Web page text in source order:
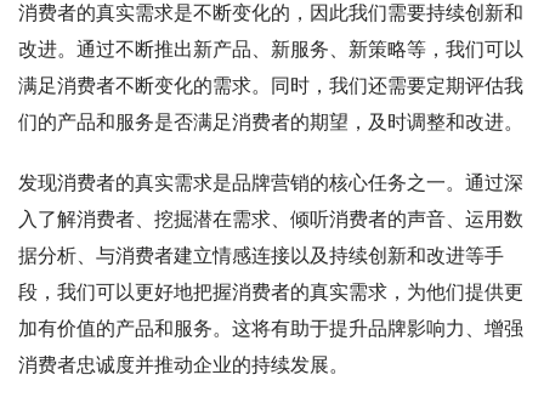
消费者的真实需求是不断变化的，因此我们需要持续创新和
改进。通过不断推出新产品、新服务、新策略等，我们可以
满足消费者不断变化的需求。同时，我们还需要定期评估我
们的产品和服务是否满足消费者的期望，及时调整和改进。
发现消费者的真实需求是品牌营销的核心任务之一。通过深
入了解消费者、挖掘潜在需求、倾听消费者的声音、运用数
据分析、与消费者建立情感连接以及持续创新和改进等手
段，我们可以更好地把握消费者的真实需求，为他们提供更
加有价值的产品和服务。这将有助于提升品牌影响力、增强
消费者忠诚度并推动企业的持续发展。